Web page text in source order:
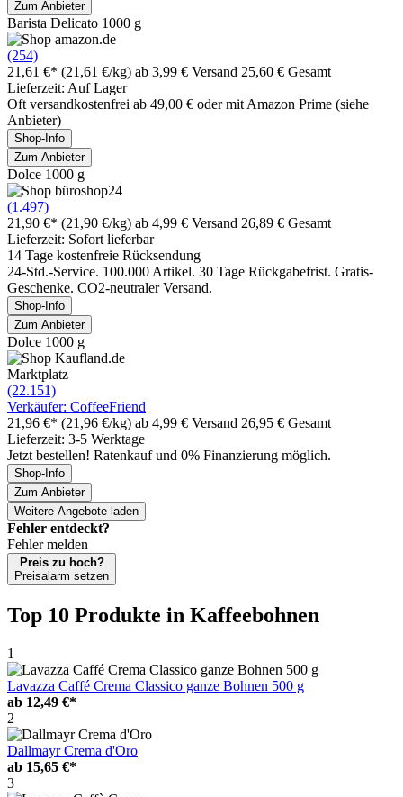
Zum Anbieter
Barista Delicato 1000 g
(254)
21,61 €* (21,61 €/kg) ab 3,99 € Versand 25,60 € Gesamt
Lieferzeit: Auf Lager
Oft versandkostenfrei ab 49,00 € oder mit Amazon Prime (siehe
Anbieter)
Shop-Info
Zum Anbieter
Dolce 1000 g
(1.497)
21,90 €* (21,90 €/kg) ab 4,99 € Versand 26,89 € Gesamt
Lieferzeit: Sofort lieferbar
14 Tage kostenfreie Rücksendung
24-Std.-Service. 100.000 Artikel. 30 Tage Rückgabefrist. Gratis-
Geschenke. CO2-neutraler Versand.
Shop-Info
Zum Anbieter
Dolce 1000 g
Marktplatz
(22.151)
Verkäufer: CoffeeFriend
21,96 €* (21,96 €/kg) ab 4,99 € Versand 26,95 € Gesamt
Lieferzeit: 3-5 Werktage
Jetzt bestellen! Ratenkauf und 0% Finanzierung möglich.
Shop-Info
Zum Anbieter
Weitere Angebote laden
Fehler entdeckt?
Fehler melden
Preis zu hoch?
Preisalarm setzen
Top 10 Produkte in Kaffeebohnen
1
Lavazza Caffé Crema Classico ganze Bohnen 500 g
ab 12,49 €*
2
Dallmayr Crema d'Oro
ab 15,65 €*
3